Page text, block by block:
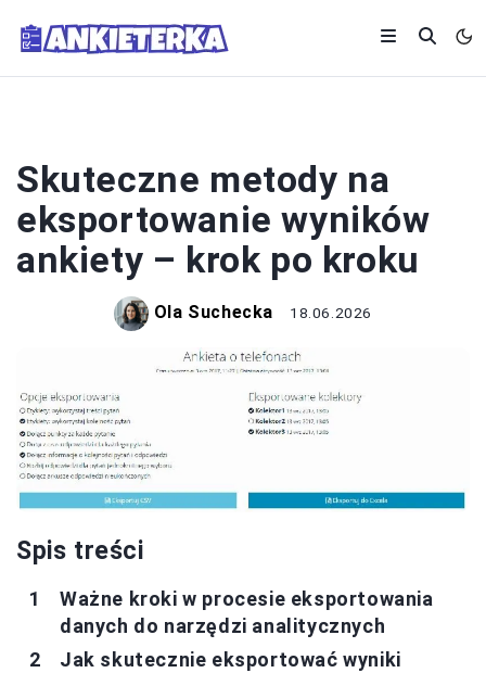
Skuteczne metody na
eksportowanie wyników
ankiety – krok po kroku
Ola Suchecka 18.06.2026
Spis treści
Ważne kroki w procesie eksportowania
danych do narzędzi analitycznych
Jak skutecznie eksportować wyniki